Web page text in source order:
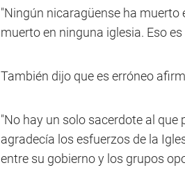
"Ningún nicaragüense ha muerto
muerto en ninguna iglesia. Eso
También dijo que es erróneo
"No hay un solo sacerdote al que
agradecía los esfuerzos de la
entre su gobierno y los grupos